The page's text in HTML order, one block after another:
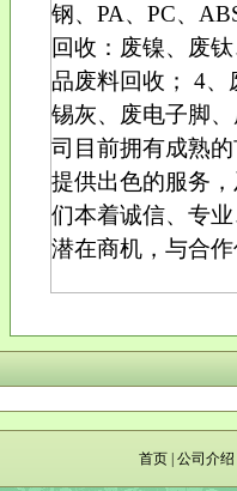
钢、PA、PC、
回收：废镍、废
品废料回收； 4
锡灰、废电子脚
司目前拥有成熟
提供出色的服务
们本着诚信、专
潜在商机，与合
首页 公司介绍